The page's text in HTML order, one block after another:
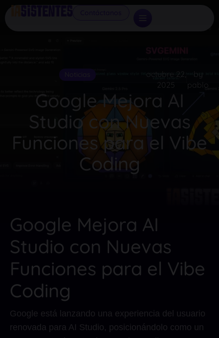
octubre 22,
2025
by
pablo
Google Mejora AI
Studio con Nuevas
Funciones para el Vibe
Coding
Google Mejora AI
Studio con Nuevas
Funciones para el Vibe
Coding
Google está lanzando una experiencia del usuario
renovada para AI Studio, posicionándolo como un